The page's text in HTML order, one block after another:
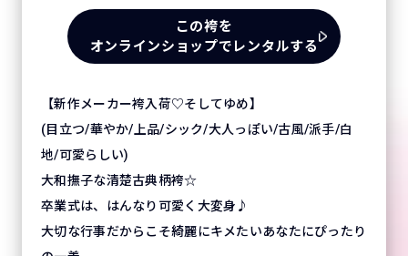
この袴を
オンラインショップでレンタルする
【新作メーカー袴入荷♡そしてゆめ】
(目立つ/華やか/上品/シック/大人っぽい/古風/派手/白
地/可愛らしい)
大和撫子な清楚古典柄袴☆
卒業式は、はんなり可愛く大変身♪
大切な行事だからこそ綺麗にキメたいあなたにぴったり